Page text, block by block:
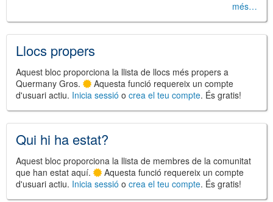
JS library for interactive maps
©OpenStreetMap,OpenTopoMap
and its contributors ( CC BY-SH 4.0)
Institut Cartogràfic i Geològic de
Catalunya (CC BY-SH 4.0)
més…
Llocs propers
Aquest bloc proporciona la llista de llocs més propers a
Quermany Gros.
Aquesta funció requereix un compte
d'usuari actiu. Inicia sessió o crea el teu compte. És gratis!
Qui hi ha estat?
Aquest bloc proporciona la llista de membres de la comunitat
que han estat aquí.
Aquesta funció requereix un compte
d'usuari actiu. Inicia sessió o crea el teu compte. És gratis!